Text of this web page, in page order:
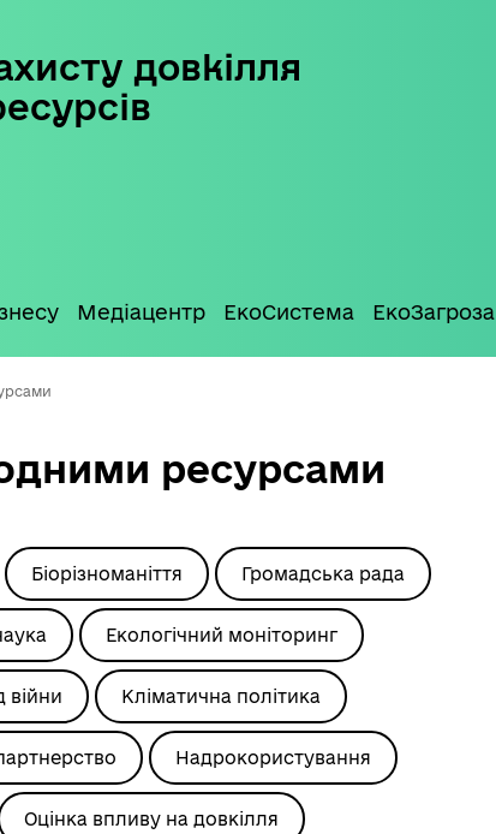
довкілля
Медіацентр ЕкоСистема ЕкоЗагроза
ресурсами
Біорізноманіття Громадська рада
Екологічний моніторинг
війни Кліматична політика
Надрокористування
Оцінка впливу на довкілля